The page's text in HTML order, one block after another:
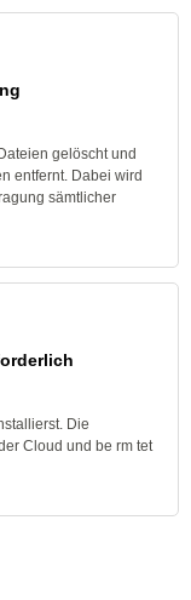
gelöscht und
entfernt. Dabei wird
sämtlicher
Die
Cloud und be rm tet